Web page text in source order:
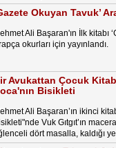
Okuyan Tavuk’
Ali Başaran'ın İlk kitabı
okurları için yayınlandı.
Avukattan Çocuk
Bisikleti
Ali Başaran’ın ikinci
Vuk Gıtgıt’ın
dört masalla, kaldığı